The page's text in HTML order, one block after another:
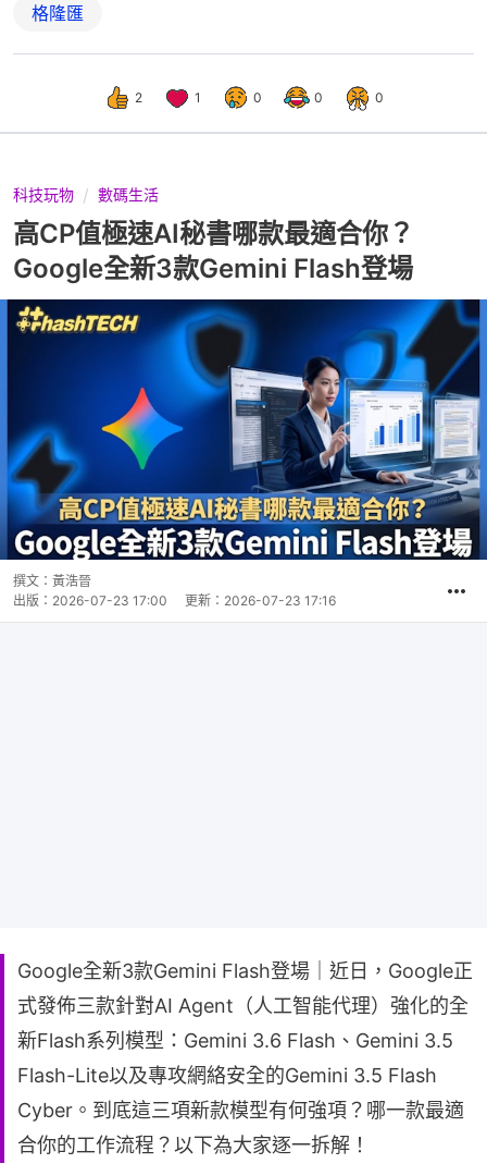
格隆匯
2 1 0 0 0
科技玩物 數碼生活
高CP值極速AI秘書哪款最適合你？
Google全新3款Gemini Flash登場
撰文： 黃浩晉
出版： 2026-07-23 17:00 更新： 2026-07-23 17:16
Google全新3款Gemini Flash登場｜近日，Google正
式發佈三款針對AI Agent（人工智能代理）強化的全
新Flash系列模型：Gemini 3.6 Flash、Gemini 3.5
Flash-Lite以及專攻網絡安全的Gemini 3.5 Flash
Cyber。到底這三項新款模型有何強項？哪一款最適
合你的工作流程？以下為大家逐一拆解！